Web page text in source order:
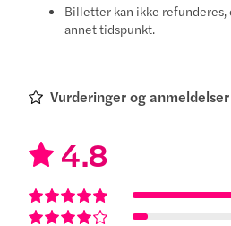
Billetter kan ikke
annet tidspunkt.
Vurderinger og anmeldelser
4.8